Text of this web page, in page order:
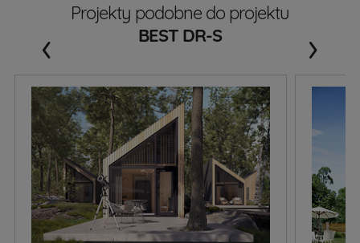
Projekty podobne do projektu
BEST DR-S
‹ ›